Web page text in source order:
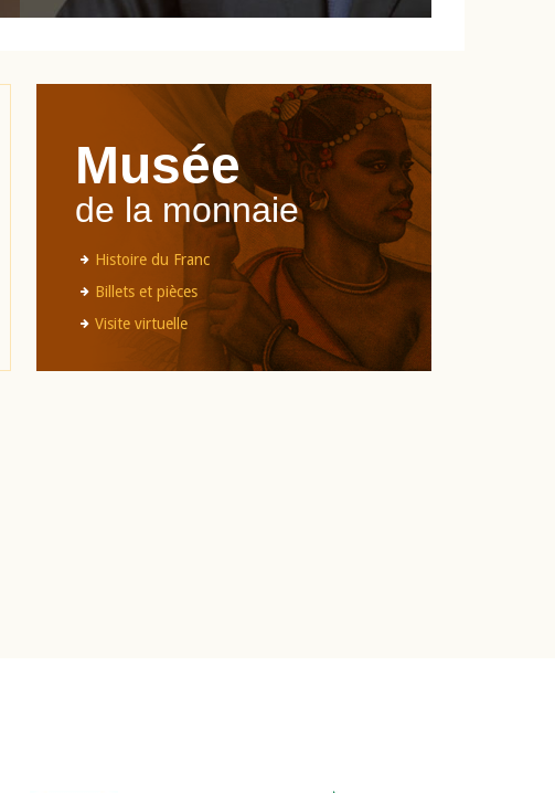
Musée
de la monnaie
Histoire du Franc
Billets et pièces
Visite virtuelle